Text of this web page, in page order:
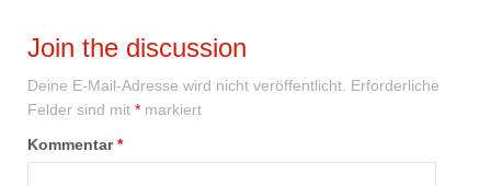
Join the discussion
Deine E-Mail-Adresse wird nicht veröffentlicht. Erforderliche
Felder sind mit * markiert
Kommentar*